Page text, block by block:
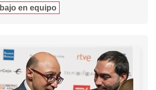
en equipo